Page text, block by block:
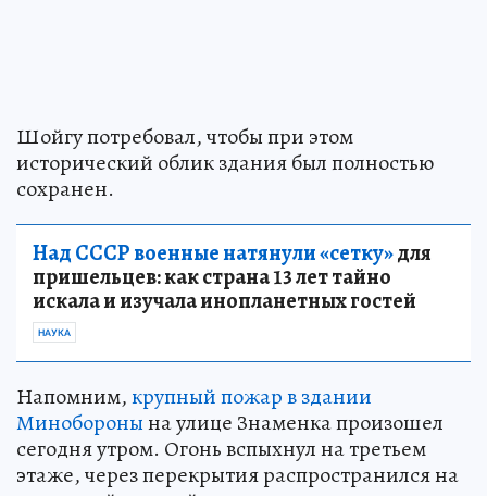
Шойгу потребовал, чтобы при этом
исторический облик здания был полностью
сохранен.
Над СССР военные натянули «сетку»для
пришельцев: как страна 13 лет тайно
искала и изучала инопланетных гостей
НАУКА
Напомним,крупный пожар в здании
Миноборонына улице Знаменка произошел
сегодня утром. Огонь вспыхнул на третьем
этаже, через перекрытия распространился на